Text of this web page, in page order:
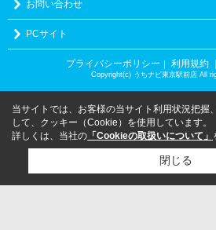
お問い合わせ
PCサイト
プライバシーポリシー 利用規約
Copyright(c) うちナビ東京駅前店 All
当サイトでは、お客様の当サイト利用状況把握
して、クッキー（Cookie）を使用しています。
詳しくは、当社の 「Cookieの取扱いについて」
閉じる